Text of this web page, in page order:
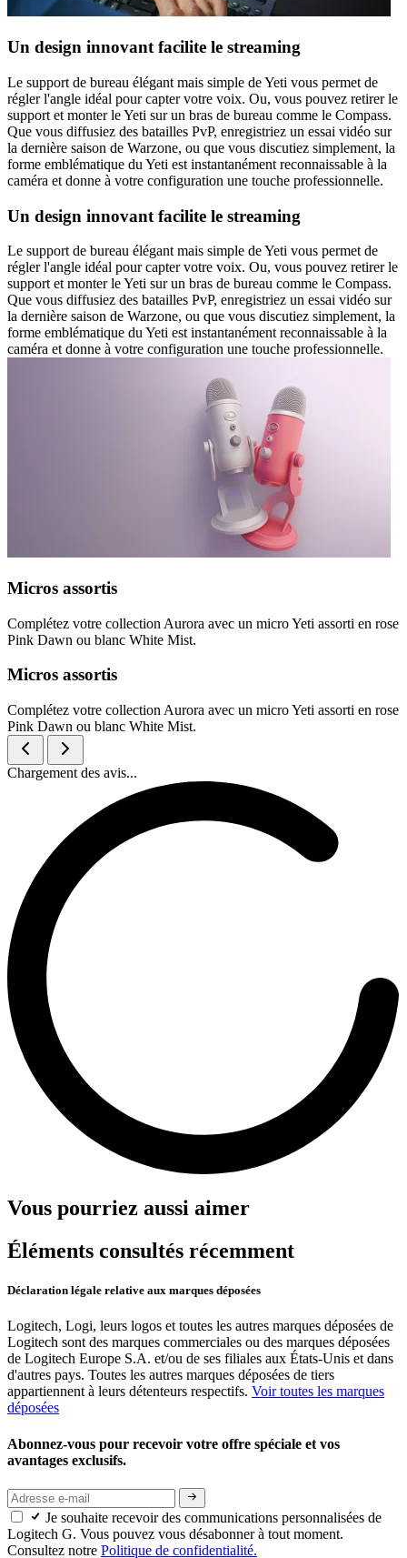
Un design innovant facilite le streaming
Le support de bureau élégant mais simple de Yeti vous permet de
régler l'angle idéal pour capter votre voix. Ou, vous pouvez retirer le
support et monter le Yeti sur un bras de bureau comme le Compass.
Que vous diffusiez des batailles PvP, enregistriez un essai vidéo sur
la dernière saison de Warzone, ou que vous discutiez simplement, la
forme emblématique du Yeti est instantanément reconnaissable à la
caméra et donne à votre configuration une touche professionnelle.
Un design innovant facilite le streaming
Le support de bureau élégant mais simple de Yeti vous permet de
régler l'angle idéal pour capter votre voix. Ou, vous pouvez retirer le
support et monter le Yeti sur un bras de bureau comme le Compass.
Que vous diffusiez des batailles PvP, enregistriez un essai vidéo sur
la dernière saison de Warzone, ou que vous discutiez simplement, la
forme emblématique du Yeti est instantanément reconnaissable à la
caméra et donne à votre configuration une touche professionnelle.
Micros assortis
Complétez votre collection Aurora avec un micro Yeti assorti en rose
Pink Dawn ou blanc White Mist.
Micros assortis
Complétez votre collection Aurora avec un micro Yeti assorti en rose
Pink Dawn ou blanc White Mist.
Chargement des avis...
Vous pourriez aussi aimer
Éléments consultés récemment
Déclaration légale relative aux marques déposées
Logitech, Logi, leurs logos et toutes les autres marques déposées de
Logitech sont des marques commerciales ou des marques déposées
de Logitech Europe S.A. et/ou de ses filiales aux États-Unis et dans
d'autres pays. Toutes les autres marques déposées de tiers
appartiennent à leurs détenteurs respectifs. Voir toutes les marques
déposées
Abonnez-vous pour recevoir votre offre spéciale et vos
avantages exclusifs.
Je souhaite recevoir des communications personnalisées de
Logitech G. Vous pouvez vous désabonner à tout moment.
Consultez notre Politique de confidentialité.